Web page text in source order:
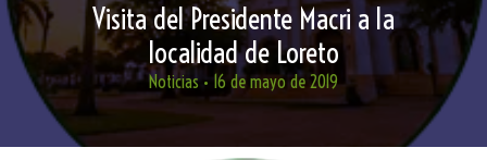
Visita del Presidente Macri a la
localidad de Loreto
Noticias • 16 de mayo de 2019